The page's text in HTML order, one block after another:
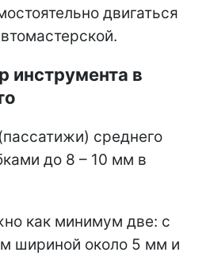
двигаться
инструмента в
среднего
до 8 – 10 мм в
как минимум две: с
шириной около 5 мм и